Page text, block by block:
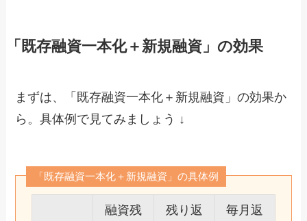
「既存融資一本化＋新規融資」の効果
まずは、「既存融資一本化＋新規融資」の効果か
ら。具体例で見てみましょう ↓
「既存融資一本化＋新規融資」の具体例
融資残
残り返
毎月返